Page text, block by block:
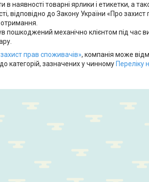
в наявності товарні ярлики і етикетки, а
відповідно до Закону України «Про
пошкоджений механічно клієнтом під час
прав споживачів», компанія може
категорій, зазначених у чинному Переліку